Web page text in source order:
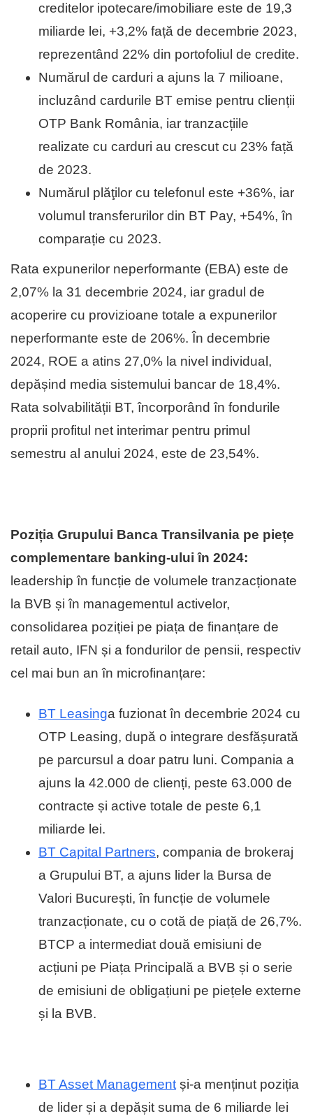
creditelor ipotecare/imobiliare este de 19,3
miliarde lei, +3,2% față de decembrie 2023,
reprezentând 22% din portofoliul de credite.
Numărul de carduri a ajuns la 7 milioane,
incluzând cardurile BT emise pentru clienții
OTP Bank România, iar tranzacțiile
realizate cu carduri au crescut cu 23% față
de 2023.
Numărul plăţilor cu telefonul este +36%, iar
volumul transferurilor din BT Pay, +54%, în
comparație cu 2023.
Rata expunerilor neperformante (EBA) este de
2,07% la 31 decembrie 2024, iar gradul de
acoperire cu provizioane totale a expunerilor
neperformante este de 206%. În decembrie
2024, ROE a atins 27,0% la nivel individual,
depășind media sistemului bancar de 18,4%.
Rata solvabilității BT, încorporând în fondurile
proprii profitul net interimar pentru primul
semestru al anului 2024, este de 23,54%.
Poziția Grupului Banca Transilvania pe piețe
complementare banking-ului în 2024:
leadership în funcție de volumele tranzacționate
la BVB și în managementul activelor,
consolidarea poziției pe piața de finanțare de
retail auto, IFN și a fondurilor de pensii, respectiv
cel mai bun an în microfinanțare:
BT Leasinga fuzionat în decembrie 2024 cu
OTP Leasing, după o integrare desfășurată
pe parcursul a doar patru luni. Compania a
ajuns la 42.000 de clienți, peste 63.000 de
contracte și active totale de peste 6,1
miliarde lei.
BT Capital Partners, compania de brokeraj
a Grupului BT, a ajuns lider la Bursa de
Valori București, în funcție de volumele
tranzacționate, cu o cotă de piață de 26,7%.
BTCP a intermediat două emisiuni de
acțiuni pe Piața Principală a BVB și o serie
de emisiuni de obligațiuni pe piețele externe
și la BVB.
BT Asset Managementși-a menținut poziția
de lider și a depășit suma de 6 miliarde lei